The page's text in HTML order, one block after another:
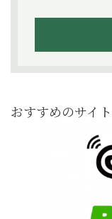
おすすめのサイト